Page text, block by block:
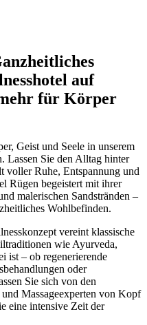
auf
für Körper
Geist und Seele in unserem
Lassen Sie den Alltag hinter
voller Ruhe, Entspannung und
Rügen begeistert mit ihrer
malerischen Sandstränden –
Wohlbefinden.
vereint klassische
wie Ayurveda,
ist – ob regenerierende
oder
Sie sich von den
Massageexperten von Kopf
eine intensive Zeit der